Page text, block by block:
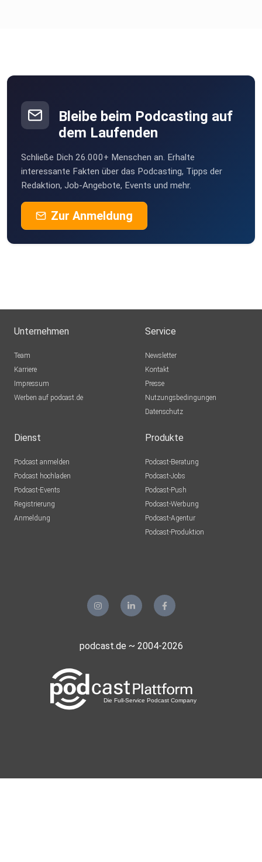
Bleibe beim Podcasting auf
dem Laufenden
Schließe Dich 26.000+ Menschen an. Erhalte
interessante Fakten über das Podcasting, Tipps der
Redaktion, Job-Angebote, Events und mehr.
Zur Anmeldung
Unternehmen
Team
Karriere
Impressum
Werben auf podcast.de
Service
Newsletter
Kontakt
Presse
Nutzungsbedingungen
Datenschutz
Dienst
Podcast anmelden
Podcast hochladen
Podcast-Events
Registrierung
Anmeldung
Produkte
Podcast-Beratung
Podcast-Jobs
Podcast-Push
Podcast-Werbung
Podcast-Agentur
Podcast-Produktion
podcast.de ~ 2004-2026